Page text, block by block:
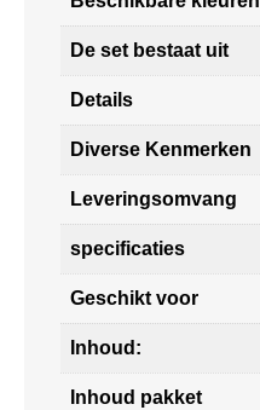
De set bestaat uit
Details
Diverse Kenmerken
Leveringsomvang
specificaties
Geschikt voor
Inhoud:
Inhoud pakket